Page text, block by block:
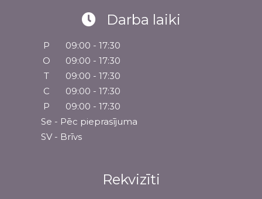
Darba laiki
P
09:00 - 17:30
O
09:00 - 17:30
T
09:00 - 17:30
C
09:00 - 17:30
P
09:00 - 17:30
Se - Pēc pieprasījuma
SV - Brīvs
Rekvizīti